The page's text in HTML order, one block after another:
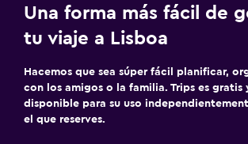
Una forma más fácil de
tu viaje a Lisboa
Hacemos que sea súper fácil planificar,
con los amigos o la familia. Trips es gratis
disponible para su uso
el que reserves.